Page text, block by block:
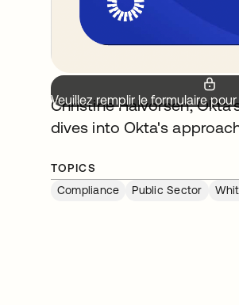
Veuillez remplir le formulaire
Christine Halvorsen,
dives into Okta's
TOPICS
Compliance
Public Sector